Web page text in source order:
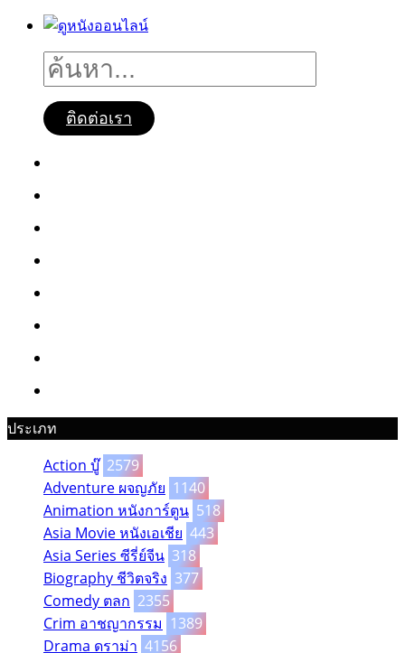
ติดต่อเรา
ประเภท
Action บู๊ 2579
Adventure ผจญภัย 1140
Animation หนังการ์ตูน 518
Asia Movie หนังเอเชีย 443
Asia Series ซีรี่ย์จีน 318
Biography ชีวิตจริง 377
Comedy ตลก 2355
Crim อาชญากรรม 1389
Drama ดราม่า 4156